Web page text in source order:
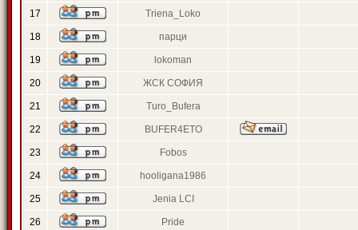
17 Triena_Loko
18 парци
19 lokoman
20 ЖСК СОФИЯ
21 Turo_Bufera
22 BUFER4ETO
23 Fobos
24 hooligana1986
25 Jenia LCI
26 Pride